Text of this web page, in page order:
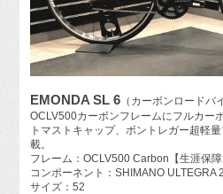
EMONDA SL 6 （カーボンロードバ
OCLV500カーボンフレームにフルカー
トマストキャップ、ボントレガー超軽
載。
フレーム：OCLV500 Carbon【生涯保障
コンポーネント：SHIMANO ULTEGRA
サイズ：52